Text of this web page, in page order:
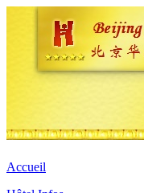
Accueil